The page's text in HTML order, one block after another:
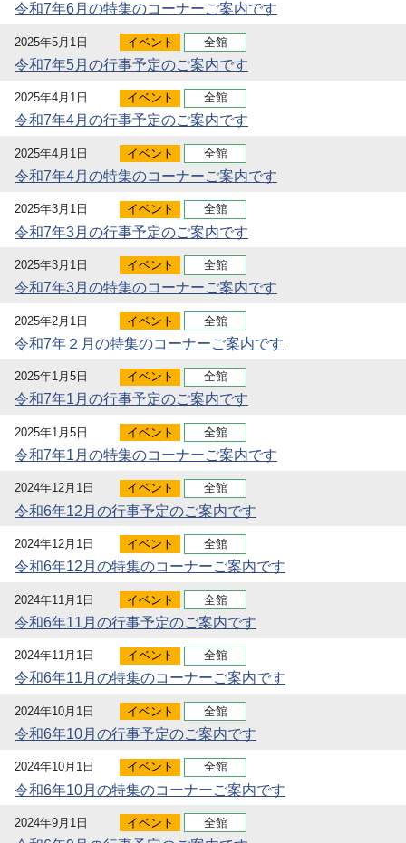
令和7年6月の特集のコーナーご案内です
2025年5月1日 イベント 全館
令和7年5月の行事予定のご案内です
2025年4月1日 イベント 全館
令和7年4月の行事予定のご案内です
2025年4月1日 イベント 全館
令和7年4月の特集のコーナーご案内です
2025年3月1日 イベント 全館
令和7年3月の行事予定のご案内です
2025年3月1日 イベント 全館
令和7年3月の特集のコーナーご案内です
2025年2月1日 イベント 全館
令和7年２月の特集のコーナーご案内です
2025年1月5日 イベント 全館
令和7年1月の行事予定のご案内です
2025年1月5日 イベント 全館
令和7年1月の特集のコーナーご案内です
2024年12月1日 イベント 全館
令和6年12月の行事予定のご案内です
2024年12月1日 イベント 全館
令和6年12月の特集のコーナーご案内です
2024年11月1日 イベント 全館
令和6年11月の行事予定のご案内です
2024年11月1日 イベント 全館
令和6年11月の特集のコーナーご案内です
2024年10月1日 イベント 全館
令和6年10月の行事予定のご案内です
2024年10月1日 イベント 全館
令和6年10月の特集のコーナーご案内です
2024年9月1日 イベント 全館